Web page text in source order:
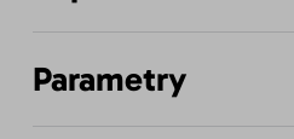
Parametry